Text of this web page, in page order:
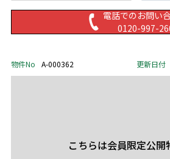
電話でのお問い
0120-997-
物件No A-000362 更新日付
こちらは会員限定公開